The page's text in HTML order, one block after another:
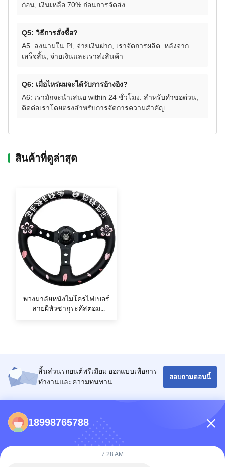
ก่อน, เงินเหลือ 70% ก่อนการจัดส่ง
Q5: วิธีการสั่งซื้อ?
A5: ลงนามใน PI, จ่ายเงินฝาก, เราจัดการผลิต. หลังจาก
เสร็จสิ้น, จ่ายเงินและเราส่งสินค้า
Q6: เมื่อไหร่ผมจะได้รับการอ้างอิง?
A6: เรามักจะนําเสนอ within 24 ชั่วโมง. สําหรับคําขอด่วน,
ติดต่อเราโดยตรงสําหรับการจัดการความสําคัญ.
สินค้าที่ดูล่าสุด‌
พวงมาลัยหนังไมโครไฟเบอร์
ลายผีหัวซากุระคัสตอม
สิ้นส่วนรถยนต์พรีเมียม ออกแบบเพื่อการ
ทํางานและความทนทาน
สอบถามตอนนี้
รายชื่อผู้ติดต่อ
86-0731-198823123-11
18998765788
7:28 AM